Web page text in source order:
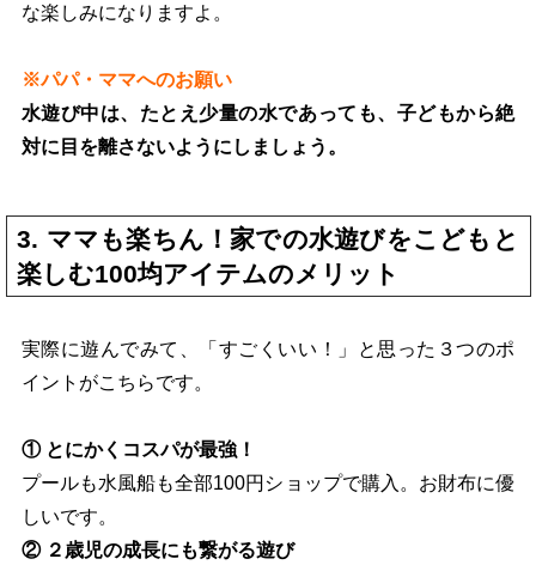
な楽しみになりますよ。
※パパ・ママへのお願い
水遊び中は、たとえ少量の水であっても、子どもから絶
対に目を離さないようにしましょう。
3. ママも楽ちん！家での水遊びをこどもと
楽しむ100均アイテムのメリット
実際に遊んでみて、「すごくいい！」と思った３つのポ
イントがこちらです。
① とにかくコスパが最強！
プールも水風船も全部100円ショップで購入。お財布に優
しいです。
② ２歳児の成長にも繋がる遊び